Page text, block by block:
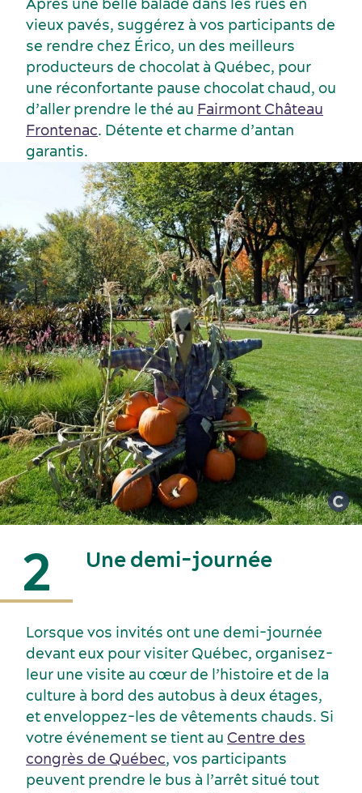
Événements sportifs
Écoresponsabilité événementielle
Lieux de réception
Fournisseurs
vieux pavés, suggérez à vos participants de
se rendre chez Érico, un des meilleurs
producteurs de chocolat à Québec, pour
une réconfortante pause chocolat chaud, ou
d’aller prendre le thé au Fairmont Château
Frontenac. Détente et charme d’antan
garantis.
2 Une demi-journée
Lorsque vos invités ont une demi-journée
devant eux pour visiter Québec, organisez-
leur une visite au cœur de l’histoire et de la
culture à bord des autobus à deux étages,
et enveloppez-les de vêtements chauds. Si
votre événement se tient au Centre des
congrès de Québec, vos participants
peuvent prendre le bus à l’arrêt situé tout